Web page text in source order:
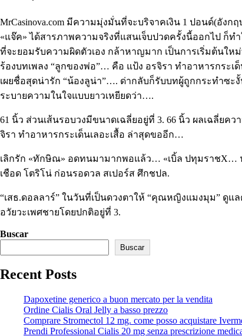
MrCasinova.com มีความมุ่งมั่นที่จะบริจาคเงิน 1 ปอนด์(อั
«แจ๊ค» ได้สารภาพความจริงที่แสนเจ็บปวดครั้งนี้ออกไป ก็ท
ที่จะยอมรับความผิดตัวเอง กล้าหาญมาก เป็นการเริ่มต้นให
ร้องบทเพลง “ลูกของพ่อ”… คือ แป้ง อรจิรา ทำอาหารกระ
เผยชื่อสุดน่ารัก “น้องลูน่า”…. ด่ากลับก็รับบทผู้ถูกกระทำซ
ระบายความในใจแบบยาวเหยียดว่า….
61 นิ้ว ส่วนเส้นรอบวงมีขนาดเฉลี่ยอยู่ที่ 3. 66 นิ้ว ผลเฉลี่ยค
จิรา ทำอาหารกระเด็นเลอะเสื้อ ล่าสุดขออีก…
เลิกรัก «ทักษิณ» อดทนมามากพอแล้ว… «เบิ้ล ปทุมราชX…
เชือด โตริโน่ ก่อนรอดวล สเปอร์ส ศึกชปล.
“เสธ.ดอลลาร์” ในวันที่เป็นดวงตาให้ “คุณหญิงแมงมุม” ดู
อวัยวะเพศชายโดยปกติอยู่ที่ 3.
Buscar
Buscar
Recent Posts
Dapoxetine generico a buon mercato per la vendita
Ordine Cialis Oral Jelly a basso prezzo
Comprare Stromectol 12 mg. come posso acquistare
Prendi Professional Cialis 20 mg senza prescrizione